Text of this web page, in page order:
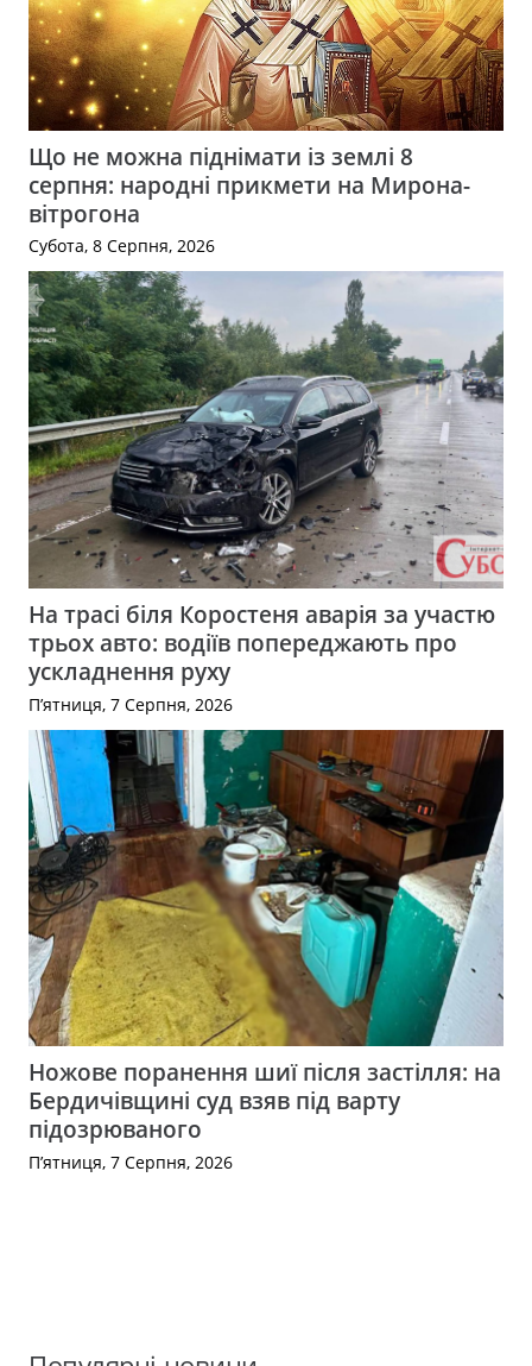
Що не можна піднімати із землі 8
серпня: народні прикмети на Мирона-
вітрогона
Субота, 8 Серпня, 2026
На трасі біля Коростеня аварія за участю
трьох авто: водіїв попереджають про
ускладнення руху
П’ятниця, 7 Серпня, 2026
Ножове поранення шиї після застілля: на
Бердичівщині суд взяв під варту
підозрюваного
П’ятниця, 7 Серпня, 2026